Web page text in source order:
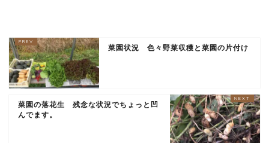
菜園状況 色々野菜収穫と菜園の片付け
菜園の落花生 残念な状況でちょっと凹
んでます。